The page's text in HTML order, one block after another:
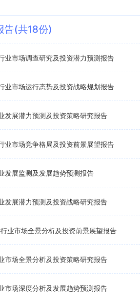
告(共18份)
市场调查研究及投资潜力预测报告
市场运行态势及投资战略规划报告
展潜力预测及投资策略研究报告
市场竞争格局及投资前景展望报告
展监测及发展趋势预测报告
展潜力预测及投资战略研究报告
业市场全景分析及投资前景展望报告
场全景分析及投资策略研究报告
场深度分析及发展趋势预测报告